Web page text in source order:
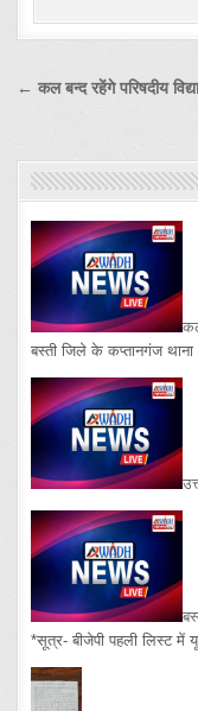
Post
← कल बन्द रहेंगे परिषदीय
बस्ती जिले के कप्तानगंज थाना
*सूत्र- बीजेपी पहली लिस्ट में